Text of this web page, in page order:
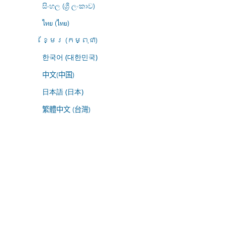
සිංහල (ශ්‍රී ලංකාව)
ไทย (ไทย)
ខ្មែរ (កម្ពុជា)
한국어 (대한민국)
中文(中国)
日本語 (日本)
繁體中文 (台灣)